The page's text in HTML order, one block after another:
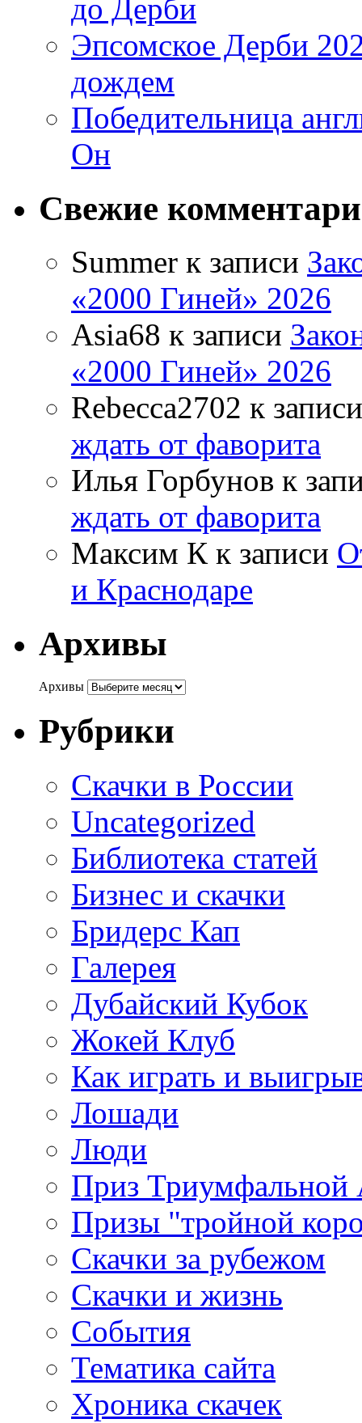
до Дерби
Эпсомское Дерби
дождем
Победительница
Он
Свежие
Summer к записи
«2000 Гиней» 2026
Asia68 к записи
«2000 Гиней» 2026
Rebecca2702 к
ждать от фаворита
Илья Горбунов к
ждать от фаворита
Максим К к записи
и Краснодаре
Архивы
Архивы
Рубрики
Cкачки в России
Uncategorized
Библиотека статей
Бизнес и скачки
Бридерс Кап
Галерея
Дубайский Кубок
Жокей Клуб
Как играть и
Лошади
Люди
Приз Триумфальной
Призы "тройной
Скачки за рубежом
Скачки и жизнь
События
Тематика сайта
Хроника скачек